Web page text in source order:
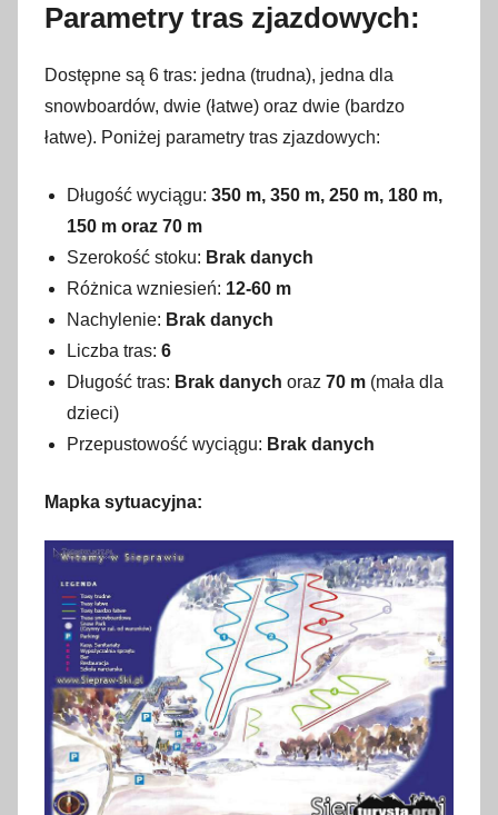
Parametry tras zjazdowych:
Dostępne są 6 tras: jedna (trudna), jedna dla
snowboardów, dwie (łatwe) oraz dwie (bardzo
łatwe). Poniżej parametry tras zjazdowych:
Długość wyciągu: 350 m, 350 m, 250 m, 180 m,
150 m oraz 70 m
Szerokość stoku: Brak danych
Różnica wzniesień: 12-60 m
Nachylenie: Brak danych
Liczba tras: 6
Długość tras: Brak danych oraz 70 m (mała dla
dzieci)
Przepustowość wyciągu: Brak danych
Mapka sytuacyjna: